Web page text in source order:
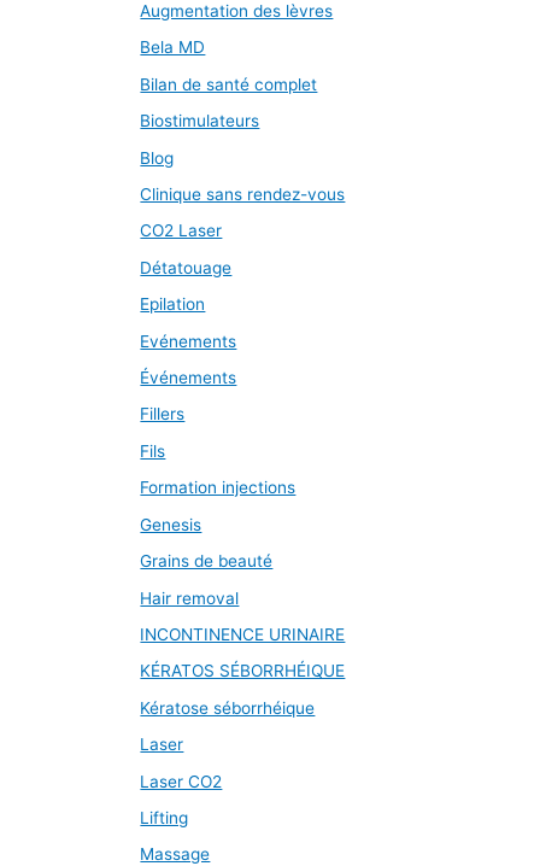
Augmentation des lèvres
Bela MD
Bilan de santé complet
Biostimulateurs
Blog
Clinique sans rendez-vous
CO2 Laser
Détatouage
Epilation
Evénements
Événements
Fillers
Fils
Formation injections
Genesis
Grains de beauté
Hair removal
INCONTINENCE URINAIRE
KÉRATOS SÉBORRHÉIQUE
Kératose séborrhéique
Laser
Laser CO2
Lifting
Massage